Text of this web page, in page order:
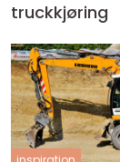
truckkjøring